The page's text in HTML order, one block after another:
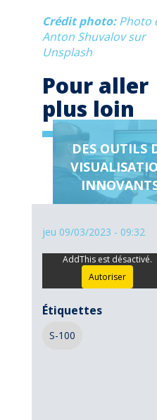
Crédit photo Photo
Anton Shuvalov sur
Unsplash
Pour aller
plus loin
en
relation
DES OUTILS
jeu 09/03/2023 - 09:32
AddThis est désactivé.
Autoriser
Étiquettes
S-100